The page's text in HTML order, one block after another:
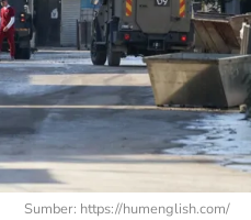
Sumber: https://humenglish.com/